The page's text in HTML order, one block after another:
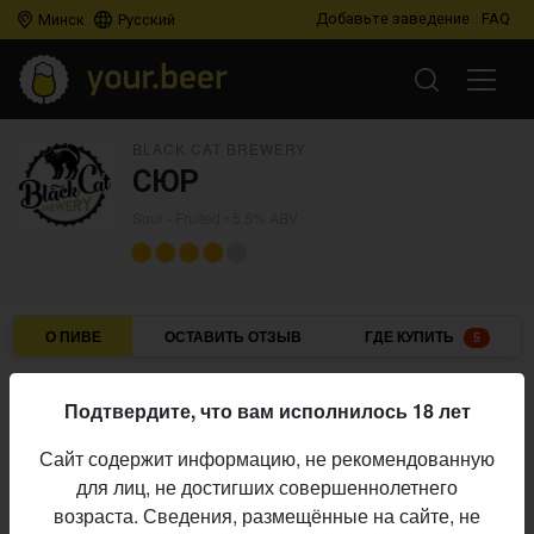
Минск Русский Добавьте заведение FAQ
СЮР
О ПИВЕ ОСТАВИТЬ ОТЗЫВ ГДЕ КУПИТЬ 5
Пивоварня:
Black Cat Brewery
Алкоголь:
5,5%
Начало
выпуска:
26.06.2026
Подтвердите, что вам исполнилось 18 лет
Сайт содержит информацию, не рекомендованную
для лиц, не достигших совершеннолетнего
возраста. Сведения, размещённые на сайте, не